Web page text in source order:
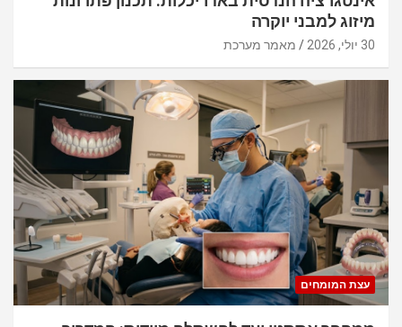
מיזוג למבני יוקרה
30 יולי, 2026 מאמר מערכת
עצת המומחים